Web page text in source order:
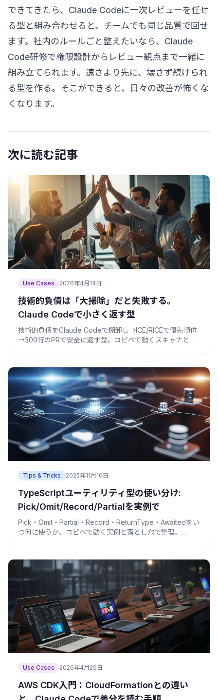
できてきたら、 Claude Codeに一次レビューを任せ
る型と組み合わせると、チームでも同じ品質で回せ
ます。社内のルールごと整えたいなら、 Claude
Code研修で権限設計からレビュー観点まで一緒に
組み立てられます。速さより先に、壊さず続けられ
る型を作る。そこができると、日々の改善が怖くな
くなります。
次に読む記事
Use Cases 2026年4月14日
技術的負債は「大掃除」だと失敗する。
Claude Codeで小さく返す型
技術的負債をClaude Codeで棚卸し→ICE/RICEで優先順位
→300行のPRで安全に返す型。コピペで動くスキャナと、
Tips & Tricks 2025年11月10日
TypeScriptユーティリティ型の使い分け:
Pick/Omit/Record/Partialを実例で
Pick・Omit・Partial・Record・ReturnType・Awaitedをい
つ何に使うか、コピペで動く実例と落とし穴で整理。
Use Cases 2026年4月29日
AWS CDK入門：CloudFormationとの違い